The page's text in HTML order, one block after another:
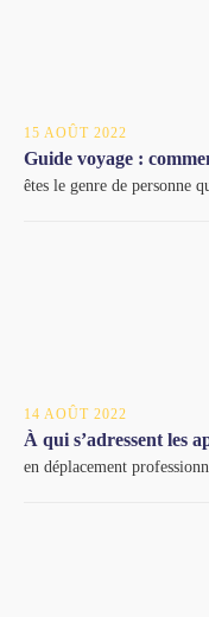
15 AOÛT 2022
Guide voyage :
êtes le genre de personne
14 AOÛT 2022
À qui s’adressent les
en déplacement